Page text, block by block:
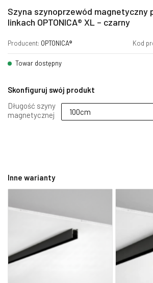
Szyna szynoprzewód magnetyczny
linkach OPTONICA® XL – czarny
Producent: OPTONICA® Kod
Towar dostępny
Skonfiguruj swój produkt
Długość szyny
magnetycznej
Inne warianty